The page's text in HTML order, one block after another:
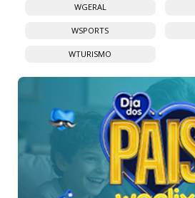
WGERAL
WSPORTS
WTURISMO